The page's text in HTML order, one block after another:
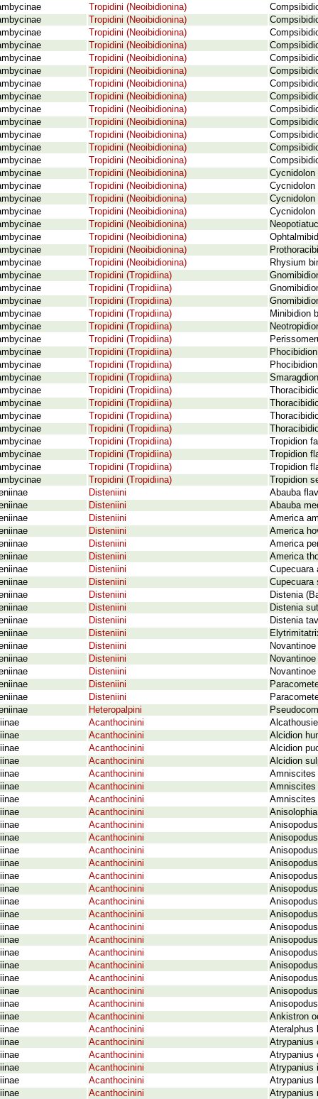
Tropidini (Neoibidionina)
Tropidini (Neoibidionina)
Tropidini (Neoibidionina)
Tropidini (Neoibidionina)
Tropidini (Neoibidionina)
Tropidini (Neoibidionina)
Tropidini (Neoibidionina)
Tropidini (Neoibidionina)
Tropidini (Neoibidionina)
Tropidini (Neoibidionina)
Tropidini (Neoibidionina)
Tropidini (Neoibidionina)
Tropidini (Neoibidionina)
Tropidini (Neoibidionina)
Cycnidolon
Tropidini (Neoibidionina)
Cycnidolon
Tropidini (Neoibidionina)
Cycnidolon
Tropidini (Neoibidionina)
Tropidini (Neoibidionina)
Tropidini (Neoibidionina)
Tropidini (Neoibidionina)
Tropidini (Neoibidionina)
Rhysium
Tropidini (Tropidiina)
Tropidini (Tropidiina)
Tropidini (Tropidiina)
Tropidini (Tropidiina)
Minibidion
Tropidini (Tropidiina)
Tropidini (Tropidiina)
Tropidini (Tropidiina)
Tropidini (Tropidiina)
Tropidini (Tropidiina)
Tropidini (Tropidiina)
Tropidini (Tropidiina)
Tropidini (Tropidiina)
Tropidini (Tropidiina)
Tropidini (Tropidiina)
Tropidion
Tropidini (Tropidiina)
Tropidion
Tropidini (Tropidiina)
Tropidion
Tropidini (Tropidiina)
Tropidion
Disteniini
Abauba
Disteniini
Abauba
Disteniini
America
Disteniini
America
Disteniini
America
Disteniini
America
Disteniini
Cupecuara
Disteniini
Cupecuara
Disteniini
Distenia
Disteniini
Distenia
Disteniini
Distenia
Disteniini
Disteniini
Disteniini
Disteniini
Disteniini
Disteniini
Heteropalpini
Acanthocinini
Acanthocinini
Alcidion
Acanthocinini
Alcidion
Acanthocinini
Alcidion
Acanthocinini
Amniscites
Acanthocinini
Amniscites
Acanthocinini
Amniscites
Acanthocinini
Acanthocinini
Acanthocinini
Acanthocinini
Acanthocinini
Acanthocinini
Acanthocinini
Acanthocinini
Acanthocinini
Acanthocinini
Acanthocinini
Acanthocinini
Acanthocinini
Acanthocinini
Acanthocinini
Acanthocinini
Acanthocinini
Ankistron
Acanthocinini
Ateralphus
Acanthocinini
Atrypanius
Acanthocinini
Atrypanius
Acanthocinini
Atrypanius
Acanthocinini
Atrypanius
Acanthocinini
Atrypanius